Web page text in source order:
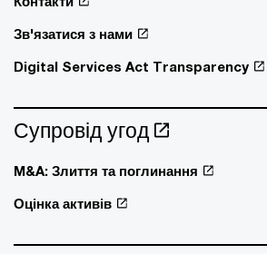
Зв'язатися з нами
Digital Services Act Transparency
Супровід угод
M&A: Злиття та поглинання
Оцінка активів